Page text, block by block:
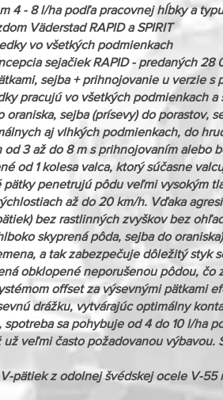
4 - 8 l/ha podľa pracovnej hĺbky a
Väderstad RAPID a SPIRIT
vo všetkých podmienkach
sejačiek RAPID - predaných
sejba + prihnojovanie u verzie
pracujú vo všetkých podmienkach
oraniska, sejba (prísevy) do porastov,
aj vlhkých podmienkach, do
od 3 až do 8 m s prihnojovaním alebo
od 1 kolesa valca, ktorý súčasne
penetrujú pôdu veľmi vysokým
až do 20 km/h. Vďaka
bez rastlinných zvyškov bez
skyprená pôda, sejba do
a tak zabezpečuje dôležitý styk
obklopené neporušenou pôdou,
offset za výsevnými pätkami
drážku, vytvárajúc optimálny
spotreba sa pohybuje od 4 do 10 l/ha
veľmi často požadovanou výbavou.
pätiek z odolnej švédskej ocele V-